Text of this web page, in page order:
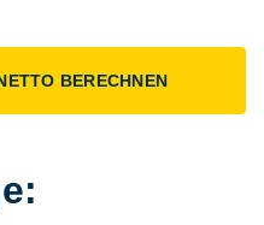
BERECHNEN